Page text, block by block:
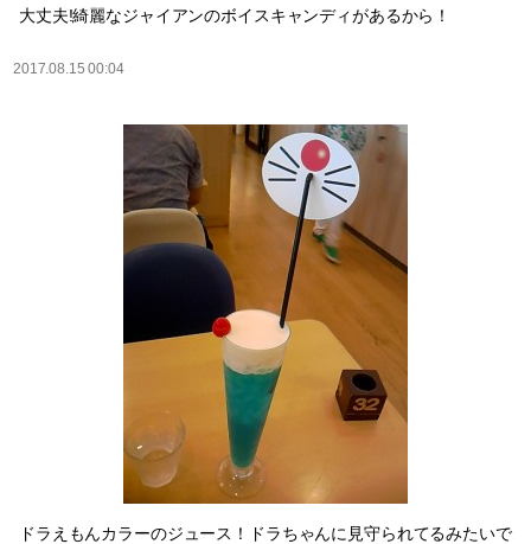
大丈夫!綺麗なジャイアンのボイスキャンディがあるから！
2017.08.15 00:04
ドラえもんカラーのジュース！ドラちゃんに見守られてるみたいで